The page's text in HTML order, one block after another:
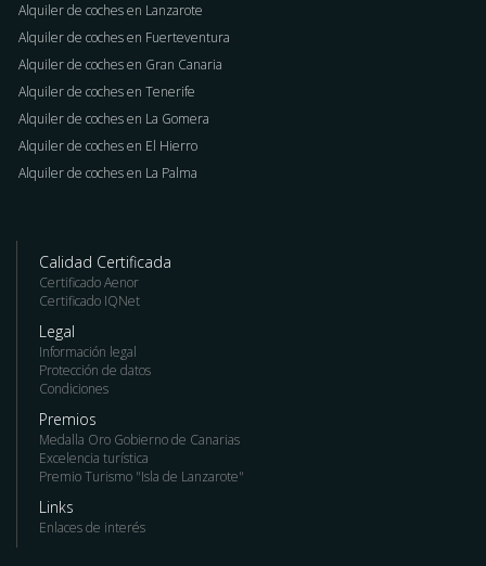
Alquiler de coches en Lanzarote
Alquiler de coches en Fuerteventura
Alquiler de coches en Gran Canaria
Alquiler de coches en Tenerife
Alquiler de coches en La Gomera
Alquiler de coches en El Hierro
Alquiler de coches en La Palma
Calidad Certificada
Certificado Aenor
Certificado IQNet
Legal
Información legal
Protección de datos
Condiciones
Premios
Medalla Oro Gobierno de Canarias
Excelencia turística
Premio Turismo "Isla de Lanzarote"
Links
Enlaces de interés